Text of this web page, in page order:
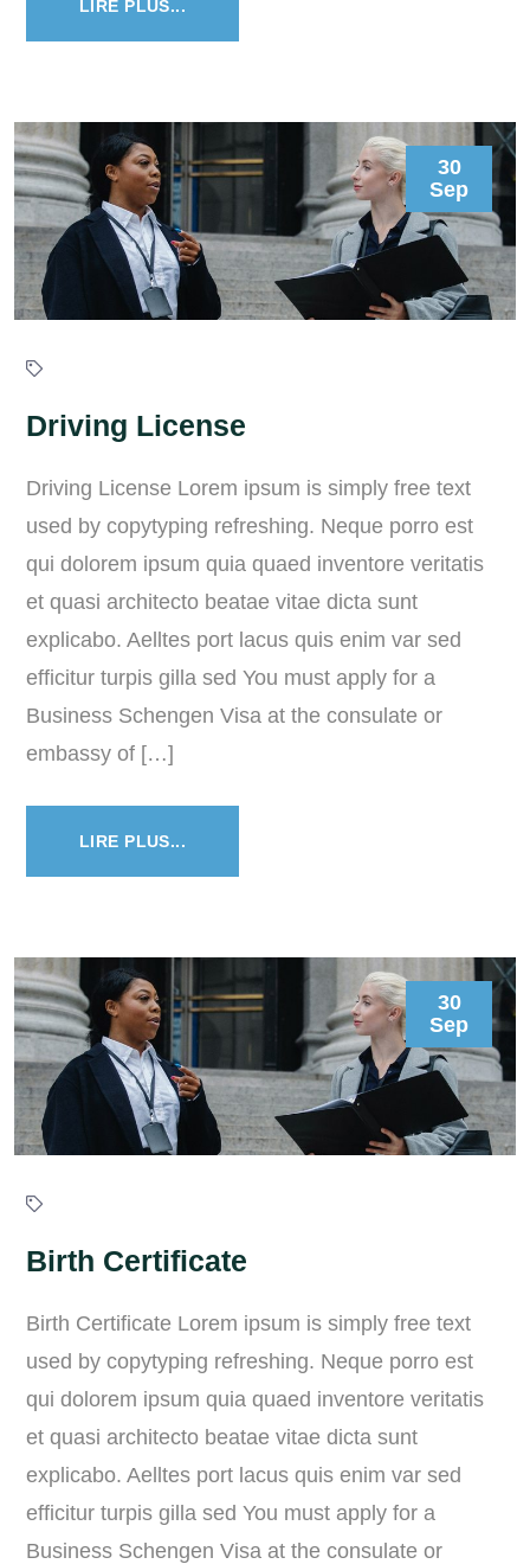
LIRE PLUS...
30
Sep
Driving License
Driving License Lorem ipsum is simply free text
used by copytyping refreshing. Neque porro est
qui dolorem ipsum quia quaed inventore veritatis
et quasi architecto beatae vitae dicta sunt
explicabo. Aelltes port lacus quis enim var sed
efficitur turpis gilla sed You must apply for a
Business Schengen Visa at the consulate or
embassy of […]
LIRE PLUS...
30
Sep
Birth Certificate
Birth Certificate Lorem ipsum is simply free text
used by copytyping refreshing. Neque porro est
qui dolorem ipsum quia quaed inventore veritatis
et quasi architecto beatae vitae dicta sunt
explicabo. Aelltes port lacus quis enim var sed
efficitur turpis gilla sed You must apply for a
Business Schengen Visa at the consulate or